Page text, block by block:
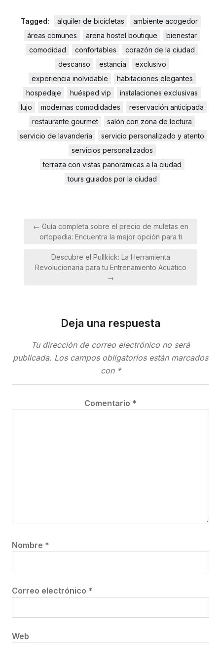
Tagged: alquiler de bicicletas
ambiente acogedor
áreas comunes
arena hostel boutique
bienestar
comodidad
confortables
corazón de la ciudad
descanso
estancia
exclusivo
experiencia inolvidable
habitaciones elegantes
hospedaje
huésped vip
instalaciones exclusivas
lujo
modernas comodidades
reservación anticipada
restaurante gourmet
salón con zona de lectura
servicio de lavandería
servicio personalizado y atento
servicios personalizados
terraza con vistas panorámicas a la ciudad
tours guiados por la ciudad
Navegación
← Guía completa sobre el precio de muletas en
ortopedia: Encuentra la mejor opción para ti
Descubre el Pullkick: La Herramienta
Revolucionaria para tu Entrenamiento Acuático
→
Deja una respuesta
Tu dirección de correo electrónico no será
publicada. Los campos obligatorios están marcados
con *
Comentario *
Nombre *
Correo electrónico *
Web